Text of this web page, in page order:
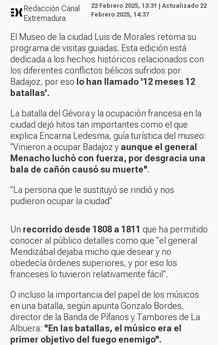
Redacción Canal
Extremadura
22 Febrero 2025, 13:31 | Actualizado 22
Febrero 2025, 14:37
El Museo de la ciudad Luis de Morales retoma su
programa de visitas guiadas. Esta edición está
dedicada a los hechos históricos relacionados con
los diferentes conflictos bélicos sufridos por
Badajoz, por eso lo han llamado '12 meses 12
batallas'.
La batalla del Gévora y la ocupación francesa en la
ciudad dejó hitos tan importantes como el que
explica Encarna Ledesma, guía turística del museo:
"Vinieron a ocupar Badajoz y aunque el general
Menacho luchó con fuerza, por desgracia una
bala de cañón causó su muerte".
"La persona que le sustituyó se rindió y nos
pudieron ocupar la ciudad"
Un recorrido desde 1808 a 1811 que ha permitido
conocer al público detalles como que "el general
Mendizábal dejaba micho que desear y no
obedecía órdenes superiores, y por eso los
franceses lo tuvieron relativamente fácil".
O incluso la importancia del papel de los músicos
en una batalla, según apunta Gonzalo Bordes,
director de la Banda de Pífanos y Tambores de La
Albuera: "En las batallas, el músico era el
primer objetivo del fuego enemigo".